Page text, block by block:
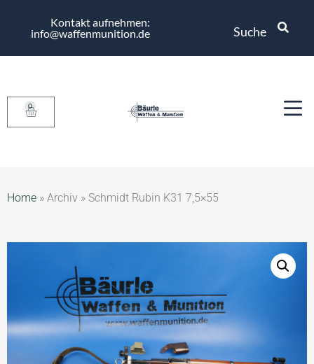
Kontakt aufnehmen:
info@waffenmunition.de
Suche
0
Home » Archiv » Schmidt Rubin K31 7,5×55